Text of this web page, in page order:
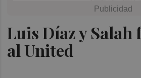
Luis Díaz y
al United